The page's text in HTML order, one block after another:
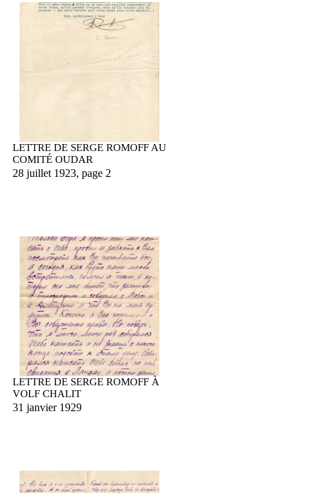
LETTRE DE SERGE ROMOFF AU
COMITÉ OUDAR
28 juillet 1923, page 2
LETTRE DE SERGE ROMOFF À
VOLF CHALIT
31 janvier 1929